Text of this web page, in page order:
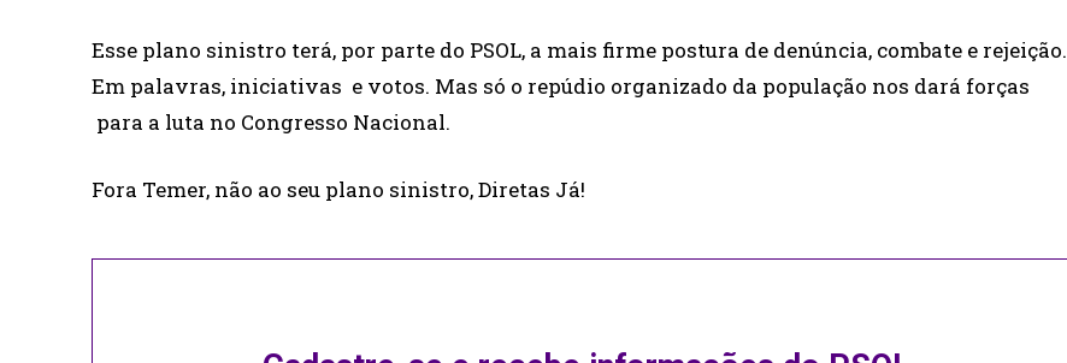
Esse plano sinistro terá, por parte do PSOL, a mais firme postura de denúncia, combate e rejeição.
Em palavras, iniciativas e votos. Mas só o repúdio organizado da população nos dará forças
para a luta no Congresso Nacional.
Fora Temer, não ao seu plano sinistro, Diretas Já!